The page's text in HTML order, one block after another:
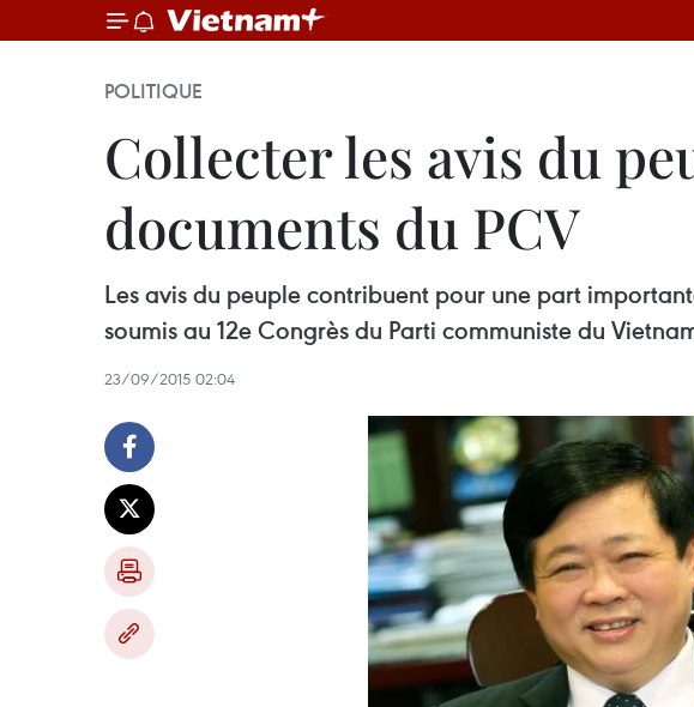
POLITIQUE
Collecter les avis du
documents du PCV
Les avis du peuple contribuent pour une part
soumis au 12e Congrès du Parti communiste du
23/09/2015 02:04